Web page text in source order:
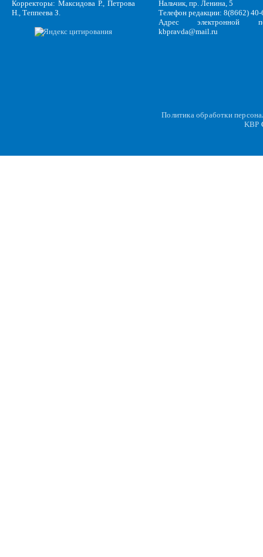
Корректоры: Максидова Р., Петрова
Н., Теппеева З.
Нальчик, пр. Ленина, 5
Телефон редакции: 8(8662)
Адрес электронной
kbpravda@mail.ru
Политика обработки
KBP